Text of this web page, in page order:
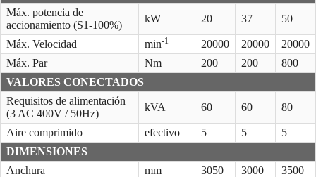
Máx. potencia de
accionamiento (S1-100%)
kW 20 37 50
Máx. Velocidad min-1 20000 20000
20000
Máx. Par
Nm 200 200
800
VALORES CONECTADOS
Requisitos de alimentación
(3 AC 400V / 50Hz)
kVA 60 60 80
Aire comprimido efectivo 5 5
5
DIMENSIONES
Anchura
mm 3050 3000
3500